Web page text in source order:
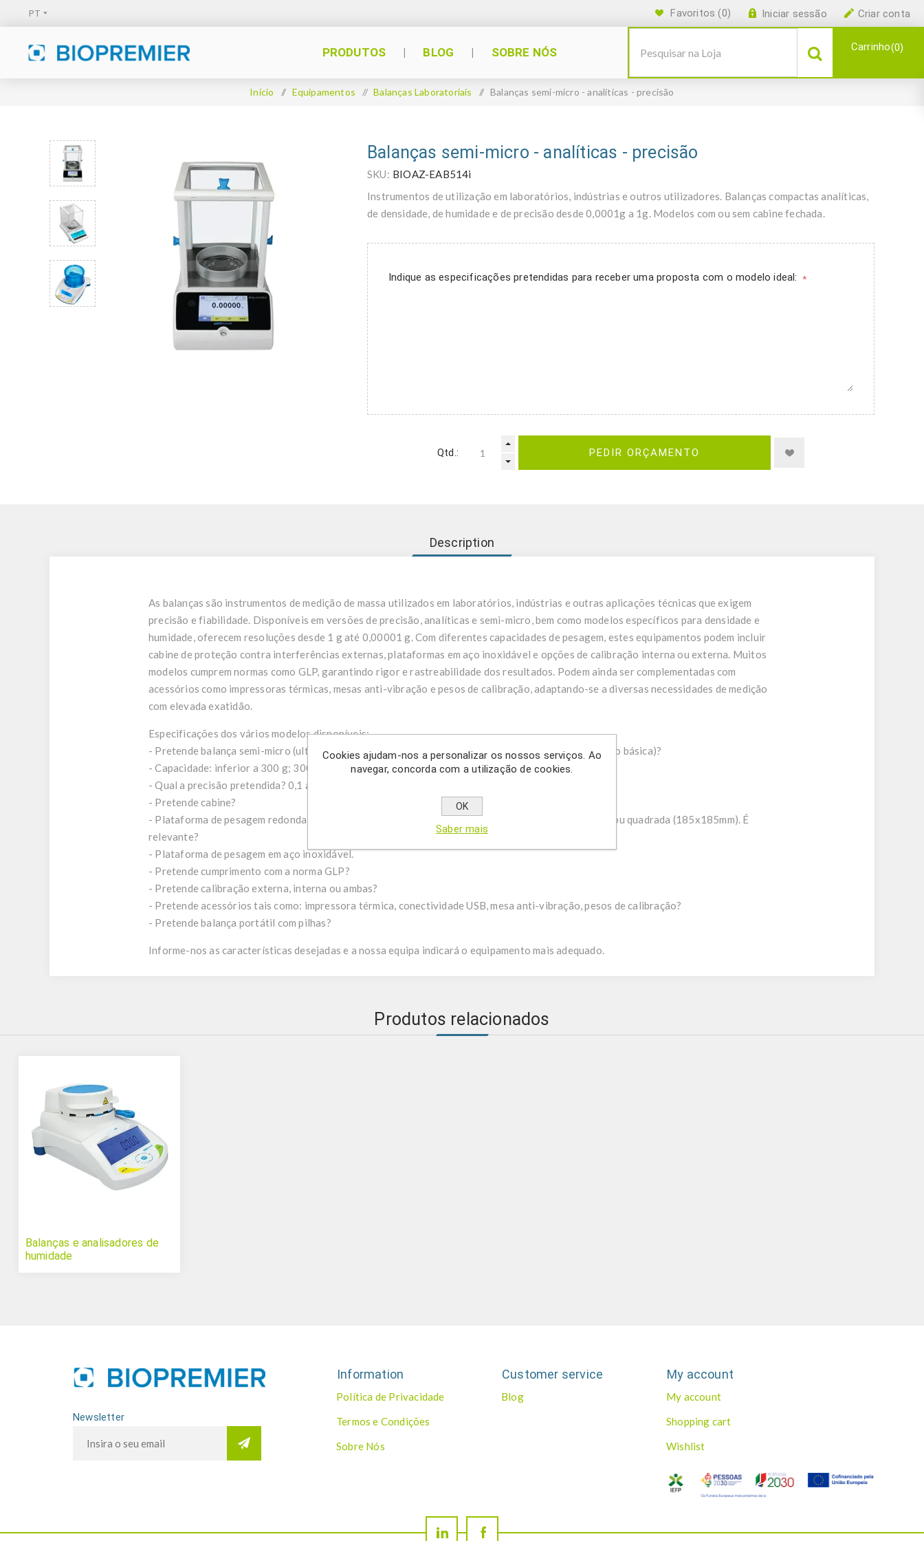
Criar conta
Iniciar sessão
Favoritos (0)
PRODUTOS BLOG SOBRE NÓS Carrinho 0
Início / Equipamentos / Balanças Laboratoriais / Balanças semi-micro - analíticas - precisão
Balanças semi-micro - analíticas - precisão
SKU: BIOAZ-EAB514i
Instrumentos de utilização em laboratórios, indústrias e outros utilizadores. Balanças compactas analíticas,
de densidade, de humidade e de precisão desde 0,0001g a 1g. Modelos com ou sem cabine fechada.
Indique as especificações pretendidas para receber uma proposta com o modelo ideal: *
Qtd.: PEDIR ORÇAMENTO
Description
As balanças são instrumentos de medição de massa utilizados em laboratórios, indústrias e outras aplicações técnicas que exigem
precisão e fiabilidade. Disponíveis em versões de precisão, analíticas e semi-micro, bem como modelos específicos para densidade e
humidade, oferecem resoluções desde 1 g até 0,00001 g. Com diferentes capacidades de pesagem, estes equipamentos podem incluir
cabine de proteção contra interferências externas, plataformas em aço inoxidável e opções de calibração interna ou externa. Muitos
modelos cumprem normas como GLP, garantindo rigor e rastreabilidade dos resultados. Podem ainda ser complementadas com
acessórios como impressoras térmicas, mesas anti-vibração e pesos de calibração, adaptando-se a diversas necessidades de medição
com elevada exatidão.
Especificações dos vários modelos disponíveis:
- Pretende balança semi-micro (ultra-precisa), analítica (resolução média-alta) ou precisão (resolução básica)?
- Capacidade: inferior a 300 g; 300 g a 1000 g; 1200 g a 6000 g; superior a 6000 g. Qual pretende?
- Qual a precisão pretendida? 0,1 a 0,01 g; 0,01 a 0,001 g; 0,001 a 0,0001 g; 0,0001 a 0,00001 g?
- Pretende cabine?
- Plataforma de pesagem redonda (diâmetros disponíveis: 80, 90, 110, 115, 120, 145, 160, 180 mm) ou quadrada (185x185mm). É
relevante?
- Plataforma de pesagem em aço inoxidável.
- Pretende cumprimento com a norma GLP?
- Pretende calibração externa, interna ou ambas?
- Pretende acessórios tais como: impressora térmica, conectividade USB, mesa anti-vibração, pesos de calibração?
- Pretende balança portátil com pilhas?
Informe-nos as características desejadas e a nossa equipa indicará o equipamento mais adequado.
Produtos relacionados
Balanças e analisadores de
humidade
Newsletter
Information
Política de Privacidade
Termos e Condições
Sobre Nós
Customer service
Blog
My account
My account
Shopping cart
Wishlist
Cookies ajudam-nos a personalizar os nossos serviços. Ao
navegar, concorda com a utilização de cookies.
OK
Saber mais